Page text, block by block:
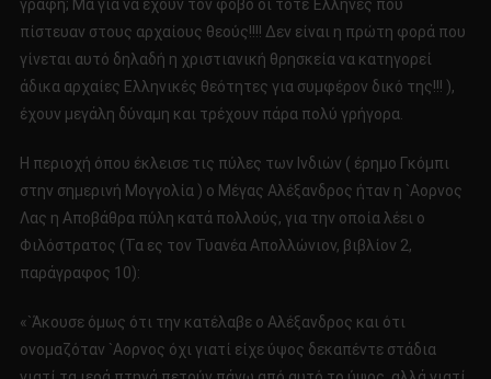
γραφή; Μα για να έχουν τον φόβο οι τότε Έλληνες που
πίστευαν στους αρχαίους θεούς!!!! Δεν είναι η πρώτη φορά που
γίνεται αυτό δηλαδή η χριστιανική θρησκεία να κατηγορεί
άδικα αρχαίες Ελληνικές θεότητες για συμφέρον δικό της!!! ),
έχουν μεγάλη δύναμη και τρέχουν πάρα πολύ γρήγορα.
Η περιοχή όπου έκλεισε τις πύλες των Ινδιών ( έρημο Γκόμπι
στην σημερινή Μογγολία ) ο Μέγας Αλέξανδρος ήταν η `Αορνος
Λας η Αποβάθρα πύλη κατά πολλούς, για την οποία λέει ο
Φιλόστρατος (Τα ες τον Τυανέα Απολλώνιον, βιβλίον 2,
παράγραφος 10):
«`Άκουσε όμως ότι την κατέλαβε ο Αλέξανδρος και ότι
ονομαζόταν `Αορνος όχι γιατί είχε ύψος δεκαπέντε στάδια